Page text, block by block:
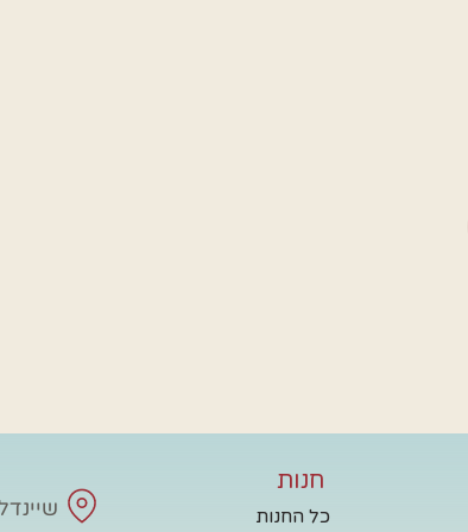
שיינדלע
חנות
כל החנות